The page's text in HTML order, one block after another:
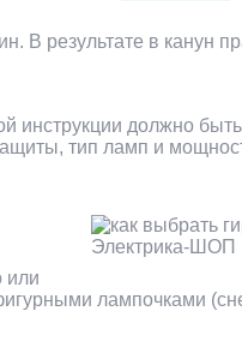
В результате в канун
инструкции должно
тип ламп и
или
лампочками